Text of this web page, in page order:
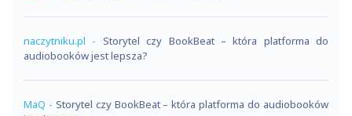
naczytniku.pl - Storytel czy BookBeat – która platforma do
audiobooków jest lepsza?
MaQ - Storytel czy BookBeat – która platforma do audiobooków